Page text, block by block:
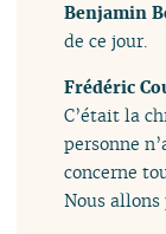
Benjamin
de ce jour.
Frédéric
C’était la
personne
concerne
Nous